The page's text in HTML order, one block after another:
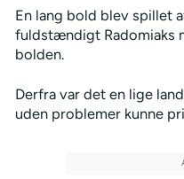
En lang bold blev spillet
fuldstændigt Radomiaks
bolden.
Derfra var det en lige
uden problemer kunne